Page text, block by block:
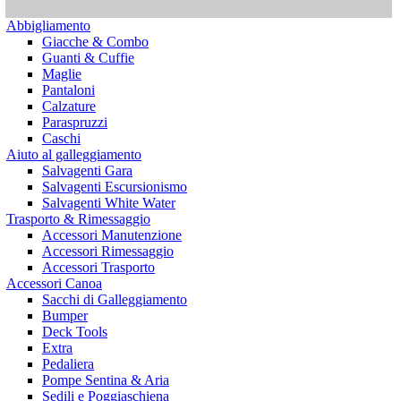
Abbigliamento
Giacche & Combo
Guanti & Cuffie
Maglie
Pantaloni
Calzature
Paraspruzzi
Caschi
Aiuto al galleggiamento
Salvagenti Gara
Salvagenti Escursionismo
Salvagenti White Water
Trasporto & Rimessaggio
Accessori Manutenzione
Accessori Rimessaggio
Accessori Trasporto
Accessori Canoa
Sacchi di Galleggiamento
Bumper
Deck Tools
Extra
Pedaliera
Pompe Sentina & Aria
Sedili e Poggiaschiena